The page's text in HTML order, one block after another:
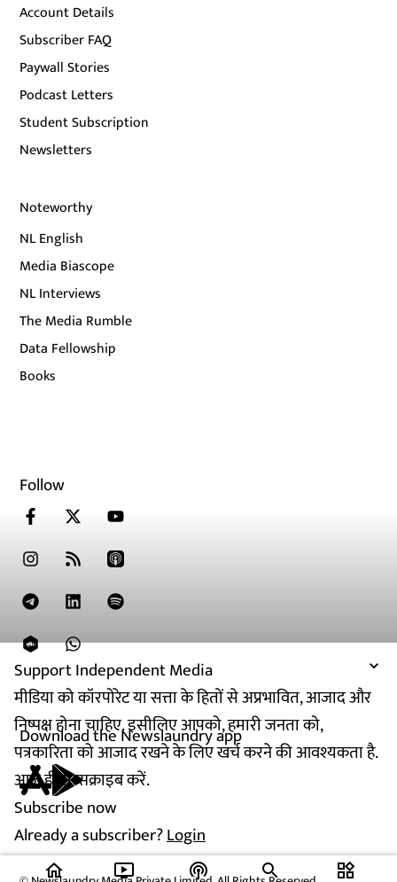
Support Independent Media
मीडिया को कॉरपोरेट या सत्ता के हितों से अप्रभावित, आजाद और
निष्पक्ष होना चाहिए. इसीलिए आपको, हमारी जनता को,
पत्रकारिता को आजाद रखने के लिए खर्च करने की आवश्यकता है.
आज ही सब्सक्राइब करें.
Subscribe now
Already a subscriber?Login
Account Details
Subscriber FAQ
Paywall Stories
Podcast Letters
Student Subscription
Newsletters
Noteworthy
NL English
Media Biascope
NL Interviews
The Media Rumble
Data Fellowship
Books
Follow
Download the Newslaundry app
home ondemand_video podcasts widgets